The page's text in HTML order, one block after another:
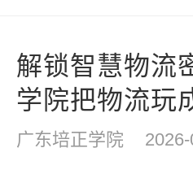
解锁智慧物流
学院把物流玩
广东培正学院